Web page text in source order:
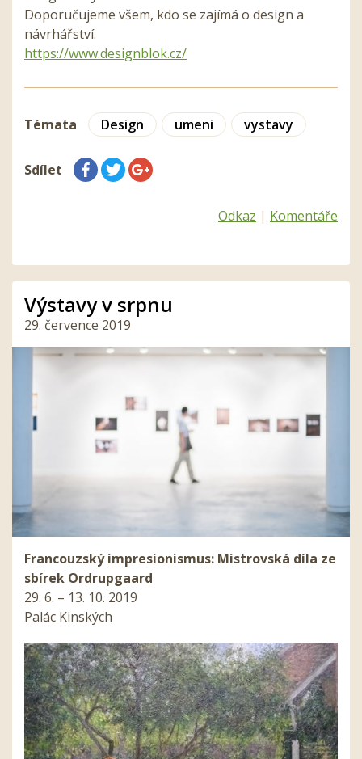
Doporučujeme všem, kdo se zajímá o design a
návrhářství.
https://www.designblok.cz/
Témata Design umeni vystavy
Sdílet
Odkaz | Komentáře
Výstavy v srpnu
29. července 2019
Francouzský impresionismus: Mistrovská díla ze
sbírek Ordrupgaard
29. 6. – 13. 10. 2019
Palác Kinských